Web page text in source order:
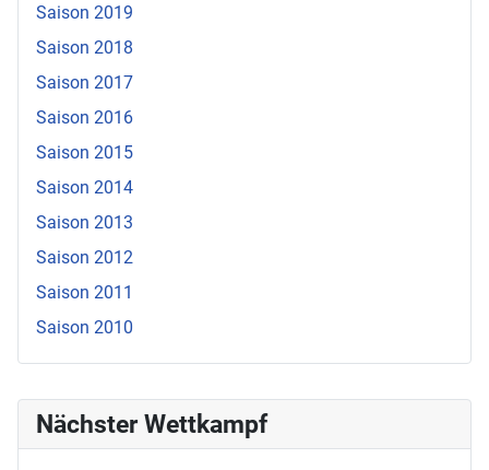
Nächster Wettkampf
Saison 2019
Saison 2018
Saison 2017
Saison 2016
Saison 2015
Saison 2014
Saison 2013
Saison 2012
Saison 2011
Saison 2010